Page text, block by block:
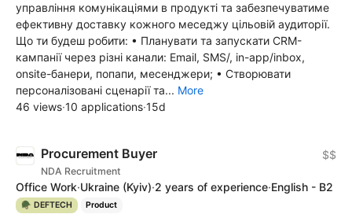
управління комунікаціями в продукті та забезпечуватиме
ефективну доставку кожного меседжу цільовій аудиторії.
Що ти будеш робити: • Планувати та запускати CRM-
кампанії через різні канали: Email, SMS/, in-app/inbox,
onsite-банери, попапи, месенджери; • Створювати
персоналізовані сценарії та... More
46 views·10 applications·15d
Procurement Buyer
NDA Recruitment
$$
Office Work·Ukraine (Kyiv)·2 years of experience·English - B2
🪖 DEFTECH Product